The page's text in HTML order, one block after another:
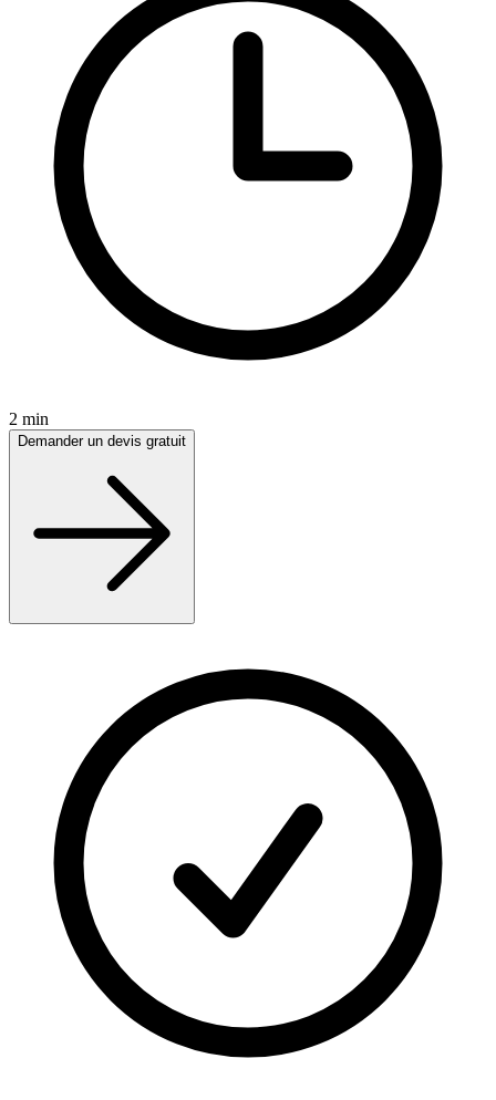
2 min
Demander un devis gratuit